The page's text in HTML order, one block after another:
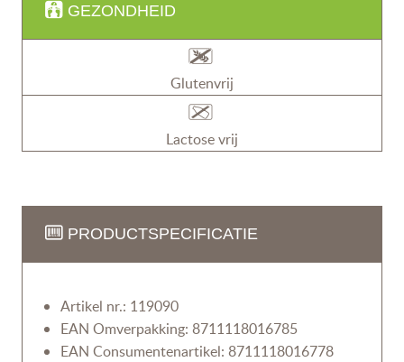
GEZONDHEID
Glutenvrij
Lactose vrij
PRODUCTSPECIFICATIE
Artikel nr.: 119090
EAN Omverpakking: 8711118016785
EAN Consumentenartikel: 8711118016778